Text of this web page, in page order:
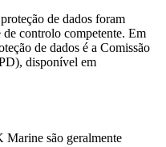
de dados foram
controlo competente. Em
de dados é a Comissão
disponível em
Marine são geralmente